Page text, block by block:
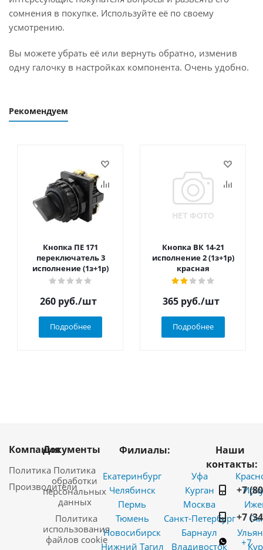
сомнения в покупке. Используйте её по своему
усмотрению.
Вы можете убрать её или вернуть обратно, изменив
одну галочку в настройках компонента. Очень удобно.
Рекомендуем
Кнопка ПЕ 171
переключатель 3
исполнение (1з+1р)
260 руб./шт
Подробнее
Кнопка ВК 14-21
исполнение 2 (1з+1р)
красная
365 руб./шт
Подробнее
Компания
Политика
Производители
Документы
Политика
обработки
персональных
данных
Политика
использования
файлов cookie
Филиалы:
Екатеринбург
Челябинск
Пермь
Тюмень
Новосибирск
Нижний Тагил
Уфа
Курган
Москва
Санкт-Петербург
Барнаул
Владивосток
Наши
контакты:
+7
+7
+7